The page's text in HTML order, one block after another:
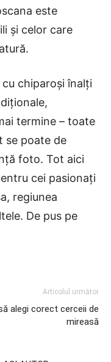
este
și celor care
chiparoși înalți
termine – toate
se poate de
foto. Tot aici
cei pasionați
regiunea
De pus pe
Articolul următor
alegi corect cerceii de
mireasă